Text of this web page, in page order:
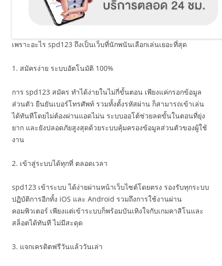
เพราะอะไร spd123 ถึงเป็นเว็บที่นักพนันเลือกเล่นเยอะที่สุด
1. สมัครง่าย ระบบอัตโนมัติ 100%
การ spd123 สมัคร ทำได้ง่ายในไม่กี่ขั้นตอน เพียงแค่กรอกข้อมูล
ส่วนตัว ยืนยันเบอร์โทรศัพท์ รวมทั้งตั้งรหัสผ่าน ก็สามารถเข้าเล่น
ได้ทันทีโดยไม่ต้องผ่านแอดไม่น ระบบออโต้ช่วยลดขั้นในตอนที่ยุ่ง
ยาก และยังปลอดภัยสูงสุดด้วยระบบคุ้มครองข้อมูลส่วนตัวของผู้ใช้
งาน
2. เข้าสู่ระบบได้ทุกที่ ตลอดเวลา
spd123 เข้าระบบ ได้ง่ายผ่านหน้าเว็บไซต์โดยตรง รองรับทุกระบบ
ปฏิบัติการอีกทั้ง iOS และ Android รวมถึงการใช้งานผ่าน
คอมพิวเตอร์ เพียงแต่เข้าระบบก็พร้อมบันเทิงใจกับเกมคาสิโนและ
สล็อตได้ทันที ไม่มีสะดุด
3. แจกเครดิตฟรีวันแล้ววันเล่า